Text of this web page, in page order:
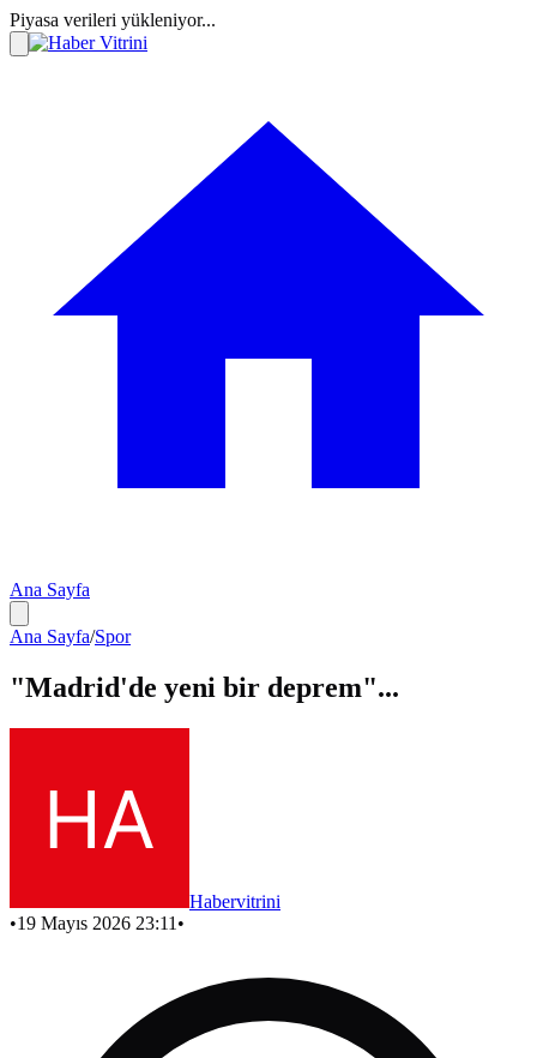
Piyasa verileri yükleniyor...
Ana Sayfa
Ana Sayfa/Spor
"Madrid'de yeni bir deprem"...
Habervitrini
•19 Mayıs 2026 23:11 •